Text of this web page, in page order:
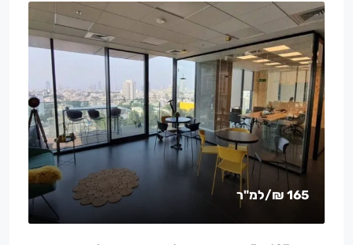
165 ₪ /למ"ר